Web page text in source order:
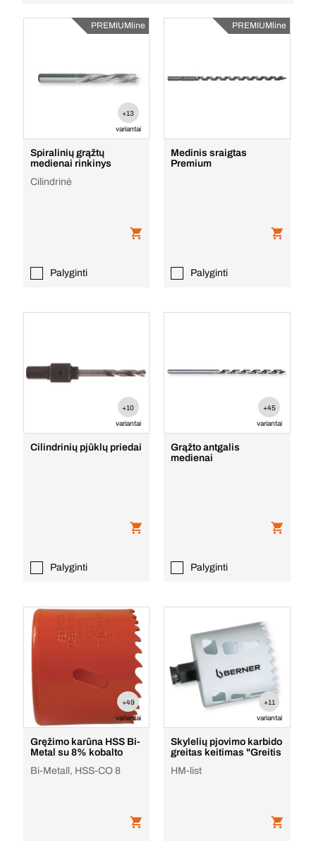
PREMIUMline
+13
variantai
Spiralinių grąžtų
medienai rinkinys
Cilindrinė
Palyginti
PREMIUMline
Medinis sraigtas
Premium
Palyginti
+10
variantai
Cilindrinių pjūklų priedai
Palyginti
+45
variantai
Grąžto antgalis
medienai
Palyginti
+49
variantai
Gręžimo karūna HSS Bi-
Metal su 8% kobalto
Bi-Metall, HSS-CO 8
+11
variantai
Skylelių pjovimo karbido
greitas keitimas "Greitis
HM-list